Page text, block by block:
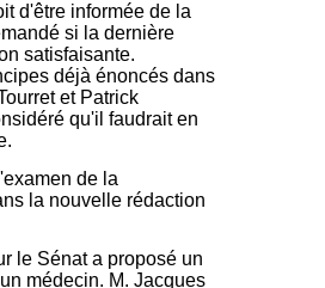
d'être informée de la
si la dernière
satisfaisante.
déjà énoncés dans
et Patrick
qu'il faudrait en
de la
la nouvelle rédaction
le Sénat a proposé un
médecin. M. Jacques